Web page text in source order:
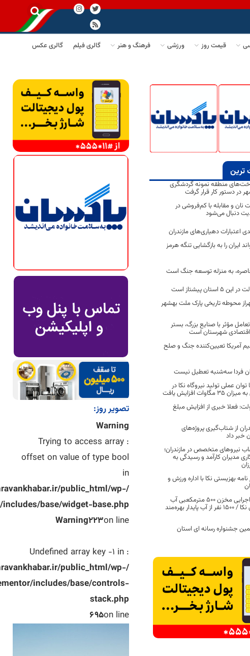
قیمت روز ورزشی فرهنگ و هنر گالری فیلم
گالری عکس
ترین
منطقه نمونه گردشگری
در دستور کار قرار گرفت
نان و مقابله با کم‌فروشی در
دنبال می‌شود
ایران را به بازگشایی تنگه هرمز
به منزله توسعه جنگ است
پیشتاز است
محوطه تاریخی پارک ملت بهشهر
تعامل مؤثر با صنایع بزرگ، بستر
شهرستان است
آمریکا تعیین‌کننده جنگ و صلح
فردا سه‌شنبه تعطیل نیست
عملی تولید نیروگاه نکا در
افزایش یافت
فعلا خبری از افزایش مبلغ
از شتاب‌گیری پروژه‌های
خبر داد
نیروهای متخصص در مازندران؛
مدیران کارآمد و رسیدگی به
نامه بهزیستی نکا با اداره ورزش و
آغاز عملیات اجرایی مخزن ۵۰۰ مترمکعبی آب
شرب سوچلمای نکا / ۱۵۰۰ نفر از آب پایدار بهره‌مند
جشنواره رسانه ای استان
تصویر روز:
Warning
: Trying to access array
offset on value of type bool
in
public_html/wp-
base/widget-base.php
on line
223
Warning
: Undefined array key -1 in
public_html/wp-
includes/base/controls-
stack.php
on line
695